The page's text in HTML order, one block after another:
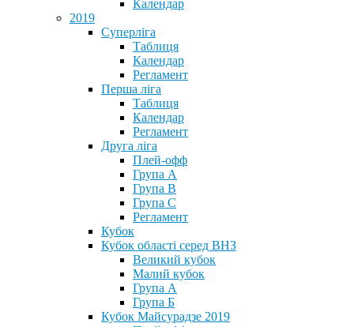
Календар
2019
Суперліга
Таблиця
Календар
Регламент
Перша ліга
Таблиця
Календар
Регламент
Друга ліга
Плей-офф
Група А
Група В
Група С
Регламент
Кубок
Кубок області серед ВНЗ
Великий кубок
Малий кубок
Група А
Група Б
Кубок Майсурадзе 2019